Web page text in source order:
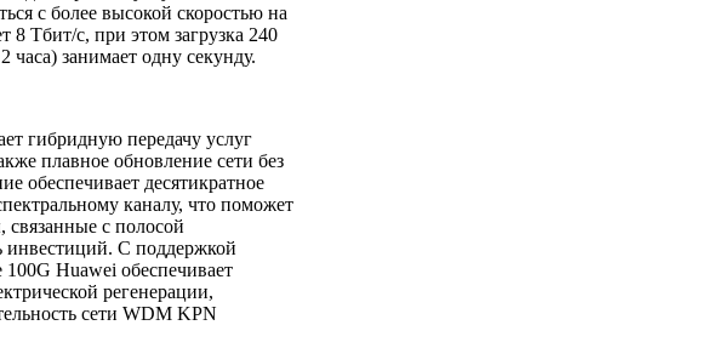
с более высокой скоростью на
8 Тбит/с, при этом загрузка 240
занимает одну секунду.
гибридную передачу услуг
плавное обновление сети без
обеспечивает десятикратное
каналу, что поможет
с полосой
инвестиций. С поддержкой
Huawei обеспечивает
регенерации,
сети WDM KPN